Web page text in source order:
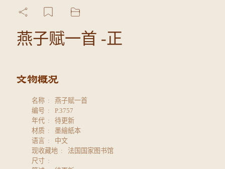
燕子赋一首 -正
名称
燕子赋一首
编号
P.3757
年代
待更新
材质
墨繪紙本
语言
中文
现收藏地
法国国家图书馆
尺寸